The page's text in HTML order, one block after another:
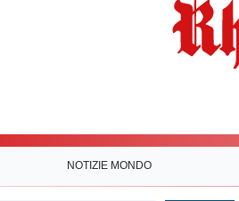
NOTIZIE MONDO